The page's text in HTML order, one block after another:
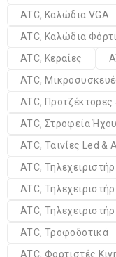
ATC, Καλώδια VGA
ATC, Καλώδια
ATC, Κεραίες
ATC,
ATC,
ATC, Στροφεία Ήχου
ATC, Ταινίες Led &
ATC,
ATC,
ATC,
ATC, Τροφοδοτικά
ATC, Φορτιστές